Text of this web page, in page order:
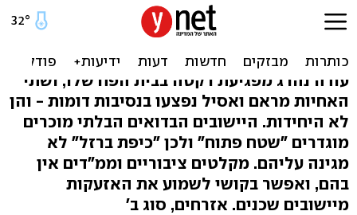
מפנים להם עורף. אלפי
בדואים לא ממוגנים
עודה נהרג מפגיעת רקטה בבית הפח שלו, ושתי
האחיות מראם ואסיל נפצעו בנסיבות דומות - והן
לא היחידות. היישובים הבדואים הבלתי מוכרים
מוגדרים "שטח פתוח" ולכן "כיפת ברזל" לא
מגינה עליהם. מקלטים ציבוריים וממ"דים אין
בהם, ואפשר בקושי לשמוע את האזעקות
מיישובים שכנים. אזרחים, סוג ב'